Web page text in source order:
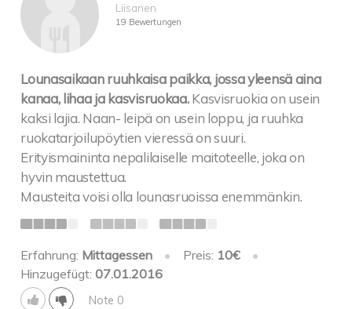
Liisanen
19 Bewertungen
Lounasaikaan ruuhkaisa paikka, jossa yleensä aina
kanaa, lihaa ja kasvisruokaa. Kasvisruokia on usein
kaksi lajia. Naan- leipä on usein loppu, ja ruuhka
ruokatarjoilupöytien vieressä on suuri.
Erityismaininta nepalilaiselle maitoteelle, joka on
hyvin maustettua.
Mausteita voisi olla lounasruoissa enemmänkin.
Erfahrung: Mittagessen • Preis: 10€
•
Hinzugefügt:07.01.2016
Note 0